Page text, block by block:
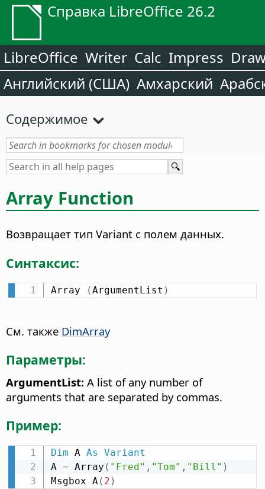
Справка LibreOffice 26.2
LibreOffice Writer Calc Impress
Английский (США) Амхарский
Содержимое
Array Function
Возвращает тип Variant с полем данных.
Синтаксис:
Array (ArgumentList )
См. также DimArray
Параметры:
ArgumentList: A list of any number of
arguments that are separated by commas.
Пример:
Dim A As
Variant
A = Array ( "Fred" , "Tom" , "Bill" )
Msgbox A( 2 )